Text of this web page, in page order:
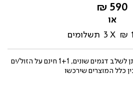
החל
מ-
590 ₪
3 תשלומים
11/09/2026, ניתן לשלב דגמים שונים, 1+1 חינם על הזול/ים
כלל המוצרים שירכשו